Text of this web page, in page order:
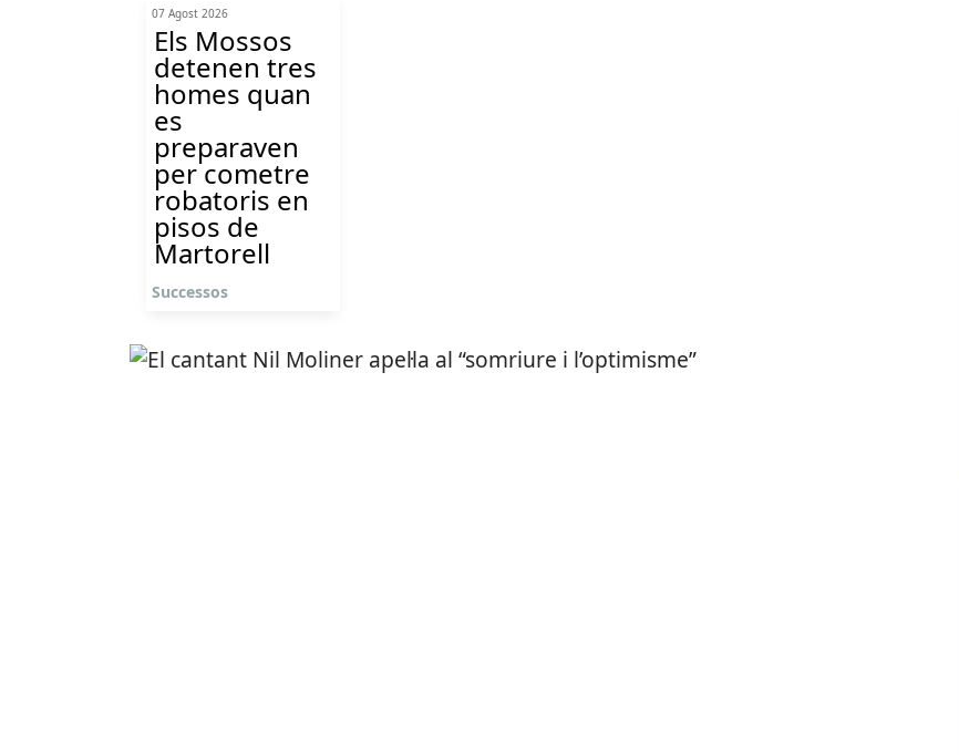
07 Agost 2026
Els Mossos
detenen tres
homes quan
es
preparaven
per cometre
robatoris en
pisos de
Martorell
Successos